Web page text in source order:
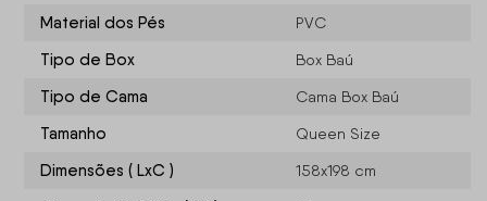
Material dos Pés PVC
Tipo de Box Box Baú
Tipo de Cama Cama Box Baú
Tamanho Queen Size
Dimensões ( LxC ) 158x198 cm